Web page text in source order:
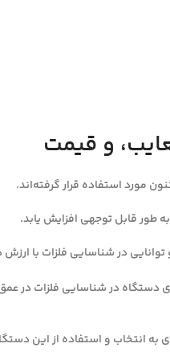
مورد استفاده قرار گرفته‌اند.
طور قابل توجهی افزایش یابد.
در شناسایی فلزات با ارزش
کویل‌های قابل استفاده با آن، توانایی‌های